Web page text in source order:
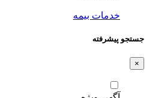
خدمات بیمه
جستجو پیشرفته
×